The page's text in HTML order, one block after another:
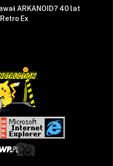
ARKANOID? 40 lat
Ex